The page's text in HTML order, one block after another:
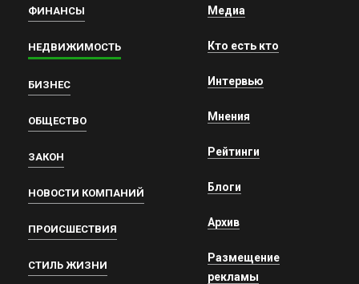
ФИНАНСЫ
НЕДВИЖИМОСТЬ
БИЗНЕС
ОБЩЕСТВО
ЗАКОН
НОВОСТИ КОМПАНИЙ
ПРОИСШЕСТВИЯ
СТИЛЬ ЖИЗНИ
Медиа
Кто есть кто
Интервью
Мнения
Рейтинги
Блоги
Архив
Размещение
рекламы